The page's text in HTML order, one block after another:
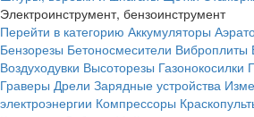
Электроинструмент, бензоинструмент
Перейти в категорию Аккумуляторы
Бензорезы Бетоносмесители Виброплиты
Воздуходувки Высоторезы Газонокосилки
Граверы Дрели Зарядные устройства
электроэнергии Компрессоры